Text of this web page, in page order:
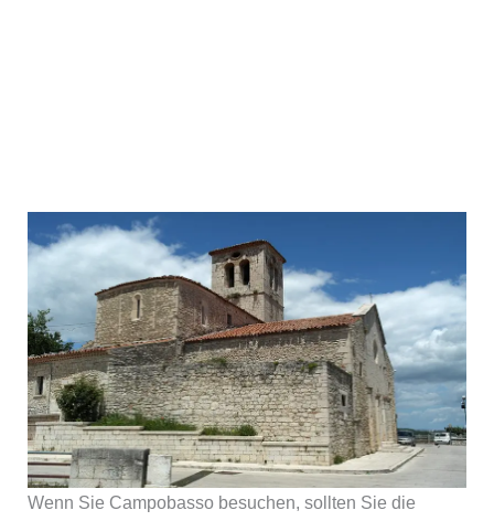
Wenn Sie Campobasso besuchen, sollten Sie die